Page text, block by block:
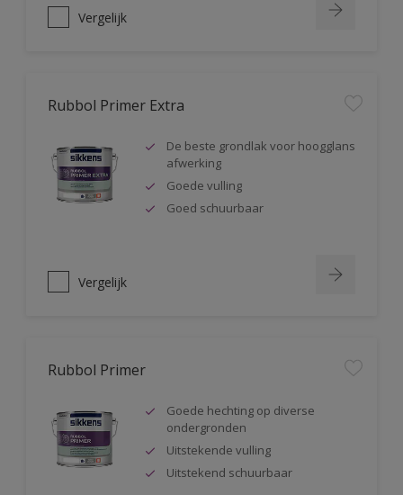
Vergelijk
Rubbol Primer Extra
De beste grondlak voor hoogglans
afwerking
Goede vulling
Goed schuurbaar
Vergelijk
Rubbol Primer
Goede hechting op diverse
ondergronden
Uitstekende vulling
Uitstekend schuurbaar